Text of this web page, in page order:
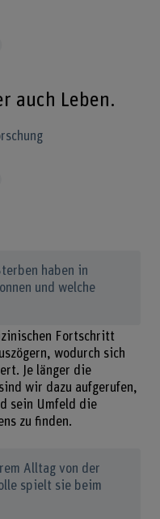
auch Leben.
haben in
und welche
Fortschritt
wodurch sich
Je länger die
wir dazu aufgerufen,
sein Umfeld die
zu finden.
Alltag von der
spielt sie beim